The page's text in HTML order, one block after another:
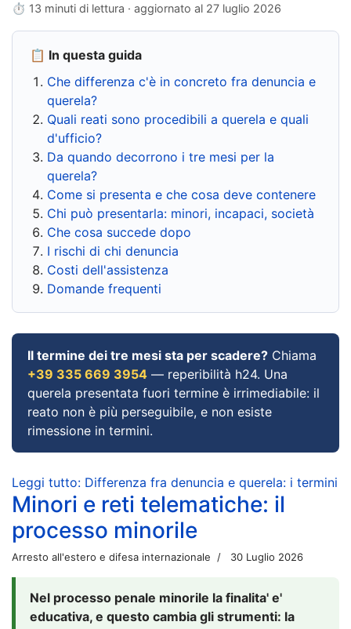
⏱ 13 minuti di lettura · aggiornato al 27 luglio 2026
📋 In questa guida
Che differenza c'è in concreto fra denuncia e
querela?
Quali reati sono procedibili a querela e quali
d'ufficio?
Da quando decorrono i tre mesi per la
querela?
Come si presenta e che cosa deve contenere
Chi può presentarla: minori, incapaci, società
Che cosa succede dopo
I rischi di chi denuncia
Costi dell'assistenza
Domande frequenti
Il termine dei tre mesi sta per scadere? Chiama
+39 335 669 3954 — reperibilità h24. Una
querela presentata fuori termine è irrimediabile: il
reato non è più perseguibile, e non esiste
rimessione in termini.
Leggi tutto: Differenza fra denuncia e querela: i termini
Minori e reti telematiche: il
processo minorile
Arresto all'estero e difesa internazionale 30 Luglio 2026
Nel processo penale minorile la finalita' e'
educativa, e questo cambia gli strumenti: la